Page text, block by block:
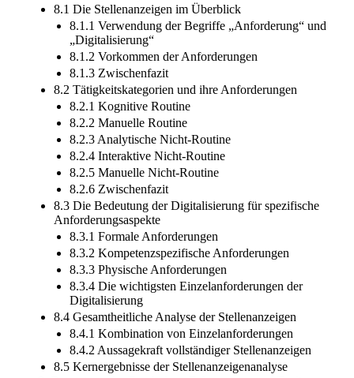
8.1 Die Stellenanzeigen im Überblick
8.1.1 Verwendung der Begriffe „Anforderung“ und
„Digitalisierung“
8.1.2 Vorkommen der Anforderungen
8.1.3 Zwischenfazit
8.2 Tätigkeitskategorien und ihre Anforderungen
8.2.1 Kognitive Routine
8.2.2 Manuelle Routine
8.2.3 Analytische Nicht-Routine
8.2.4 Interaktive Nicht-Routine
8.2.5 Manuelle Nicht-Routine
8.2.6 Zwischenfazit
8.3 Die Bedeutung der Digitalisierung für spezifische
Anforderungsaspekte
8.3.1 Formale Anforderungen
8.3.2 Kompetenzspezifische Anforderungen
8.3.3 Physische Anforderungen
8.3.4 Die wichtigsten Einzelanforderungen der
Digitalisierung
8.4 Gesamtheitliche Analyse der Stellenanzeigen
8.4.1 Kombination von Einzelanforderungen
8.4.2 Aussagekraft vollständiger Stellenanzeigen
8.5 Kernergebnisse der Stellenanzeigenanalyse